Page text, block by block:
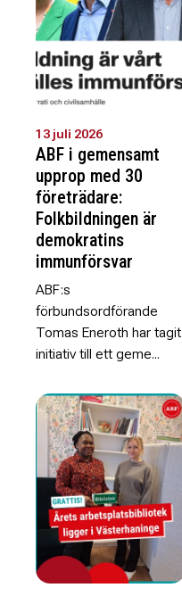
13 juli 2026
ABF i gemensamt
upprop med 30
företrädare:
Folkbildningen är
demokratins
immunförsvar
ABF:s
förbundsordförande
Tomas Eneroth har tagit
initiativ till ett geme...